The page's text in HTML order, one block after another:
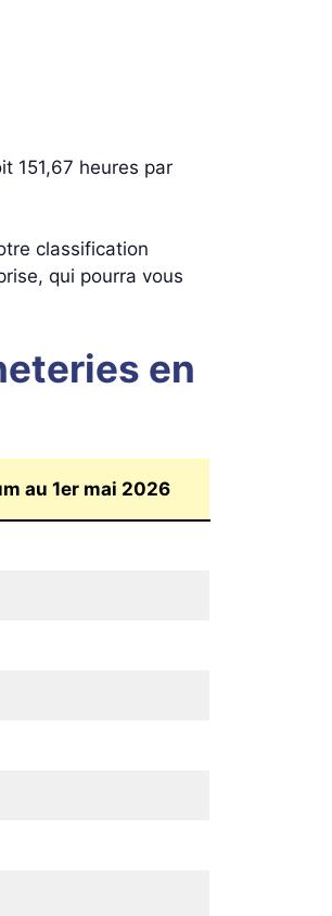
151,67 heures par
classification
qui pourra vous
en
au 1er mai 2026